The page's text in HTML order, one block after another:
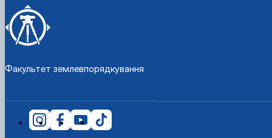
Факультет землевпорядкування